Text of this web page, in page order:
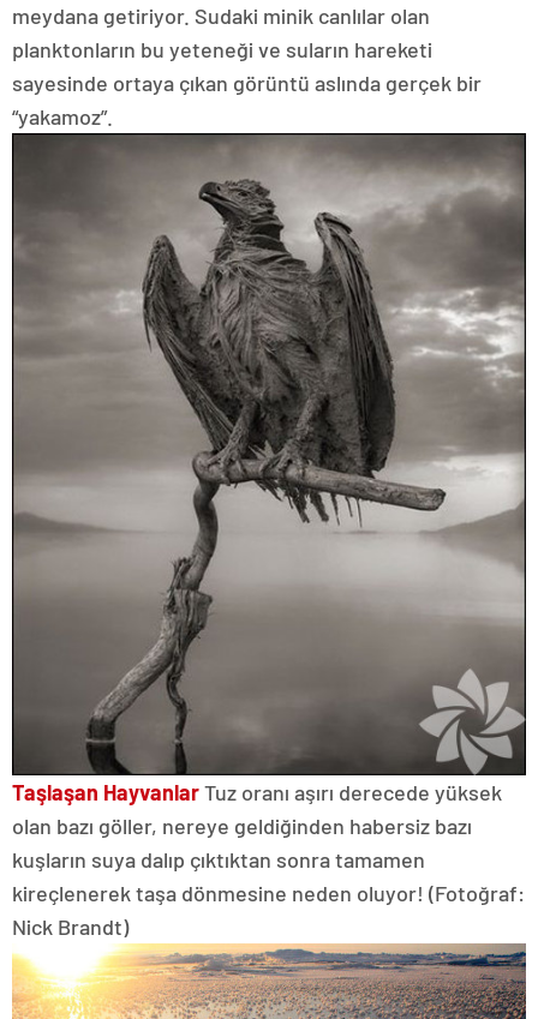
meydana getiriyor. Sudaki minik canlılar olan
planktonların bu yeteneği ve suların hareketi
sayesinde ortaya çıkan görüntü aslında gerçek bir
“yakamoz”.
Taşlaşan HayvanlarTuz oranı aşırı derecede yüksek
olan bazı göller, nereye geldiğinden habersiz bazı
kuşların suya dalıp çıktıktan sonra tamamen
kireçlenerek taşa dönmesine neden oluyor! (Fotoğraf:
Nick Brandt)